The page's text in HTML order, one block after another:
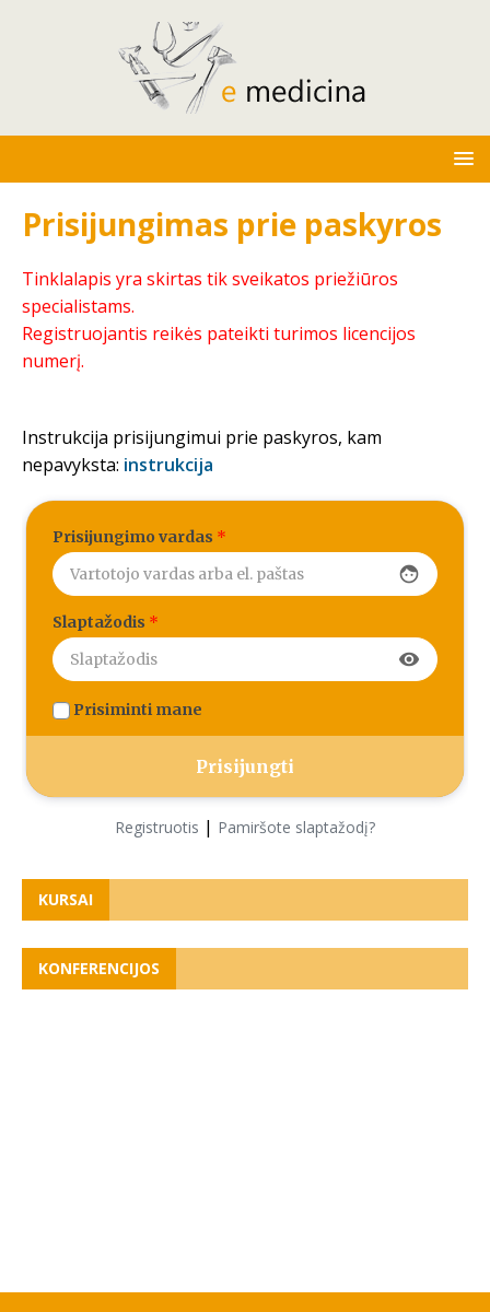
Prisijungimas prie paskyros
Tinklalapis yra skirtas tik sveikatos priežiūros
specialistams.
Registruojantis reikės pateikti turimos licencijos
numerį.
Instrukcija prisijungimui prie paskyros, kam
nepavyksta: instrukcija
Prisijungimo vardas *
face
Slaptažodis *
visibility
Prisiminti mane
Registruotis | Pamiršote slaptažodį?
KURSAI
KONFERENCIJOS